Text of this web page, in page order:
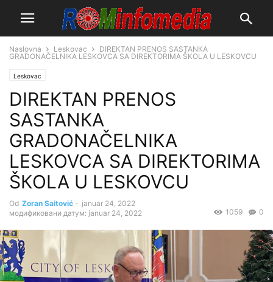
Naslovna Leskovac
DIREКTAN PRENOS SASTANКA
GRADONAČELNIKA LESKOVCA SA DIREКTORIMA ŠКOLA U LESКOVCU
Leskovac
DIREКTAN PRENOS
SASTANКA
GRADONAČELNIKA
LESKOVCA SA DIREКTORIMA
ŠКOLA U LESКOVCU
Od Zoran Saitović - januar 24, 2022
модификовани датум: januar 24, 2022
0
1059